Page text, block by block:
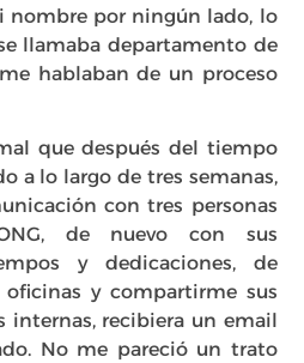
nombre por ningún lado, lo
llamaba departamento de
hablaban de un proceso
que después del tiempo
a lo largo de tres semanas,
con tres personas
de nuevo con sus
y dedicaciones, de
oficinas y compartirme sus
internas, recibiera un email
No me pareció un trato